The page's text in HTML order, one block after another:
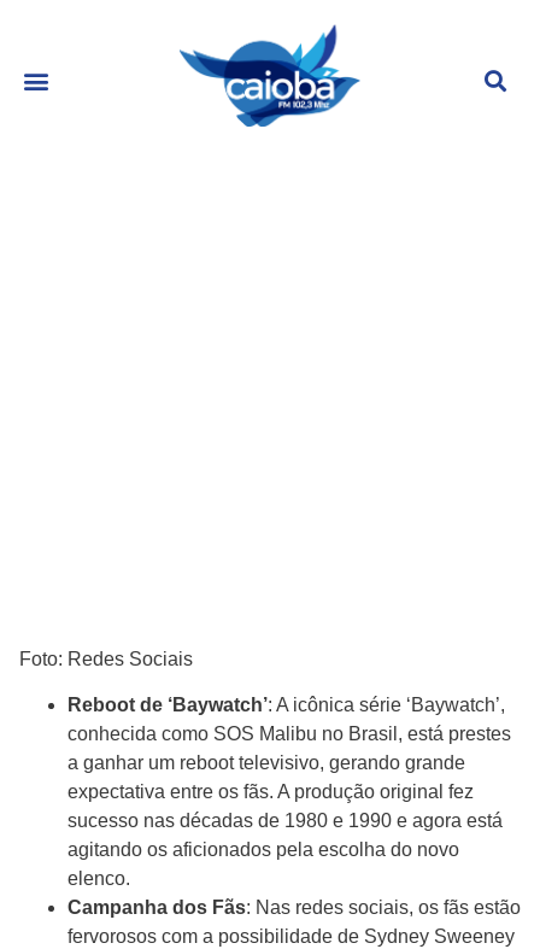
Foto: Redes Sociais
Reboot de ‘Baywatch’: A icônica série ‘Baywatch’,
conhecida como SOS Malibu no Brasil, está prestes
a ganhar um reboot televisivo, gerando grande
expectativa entre os fãs. A produção original fez
sucesso nas décadas de 1980 e 1990 e agora está
agitando os aficionados pela escolha do novo
elenco.
Campanha dos Fãs: Nas redes sociais, os fãs estão
fervorosos com a possibilidade de Sydney Sweeney